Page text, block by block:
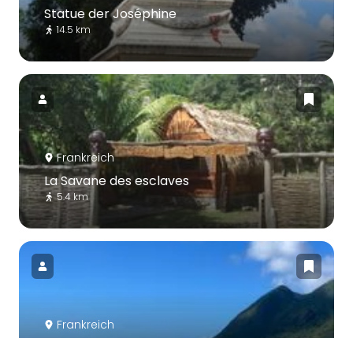
Statue der Joséphine
14.5 km
Frankreich
La Savane des esclaves
5.4 km
Frankreich